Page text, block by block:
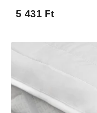
5 431 Ft